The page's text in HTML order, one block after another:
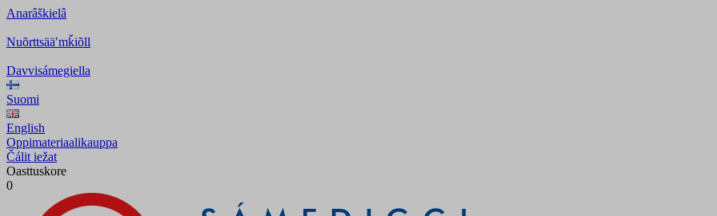
Anarâškielâ
Nuõrttsääʹmǩiõll
Davvisámegiella
Suomi
English
Oppimateriaalikauppa
Čálit iežat
Oasttuskore
0